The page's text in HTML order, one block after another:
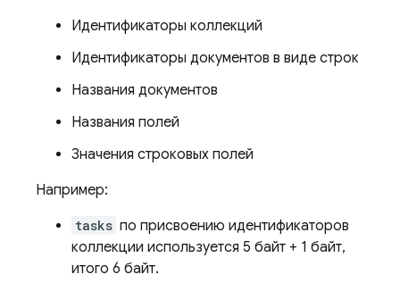
Идентификаторы коллекций
Идентификаторы документов в виде строк
Названия документов
Названия полей
Значения строковых полей
Например:
tasks по присвоению идентификаторов
коллекции используется 5 байт + 1 байт,
итого 6 байт.